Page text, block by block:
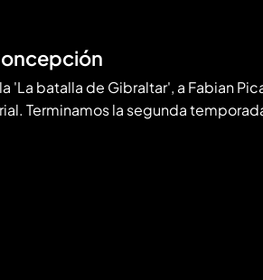
'La batalla de Gibraltar', a Fabian
Terminamos la segunda